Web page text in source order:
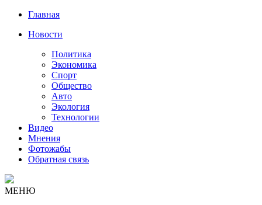
Главная
Новости
Политика
Экономика
Спорт
Общество
Авто
Экология
Технологии
Видео
Мнения
Фотожабы
Обратная связь
МЕНЮ